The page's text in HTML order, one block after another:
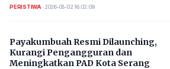
PERISTIWA• 2026-08-02 16:02:09
Payakumbuah Resmi Dilaunching,
Kurangi Pengangguran dan
Meningkatkan PAD Kota Serang